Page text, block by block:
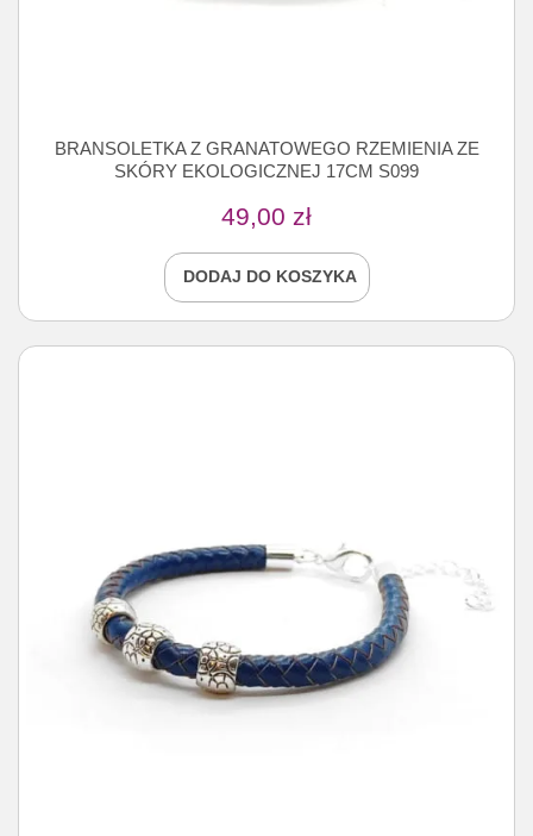
BRANSOLETKA Z GRANATOWEGO RZEMIENIA ZE
SKÓRY EKOLOGICZNEJ 17CM S099
49,00 zł
DODAJ DO KOSZYKA